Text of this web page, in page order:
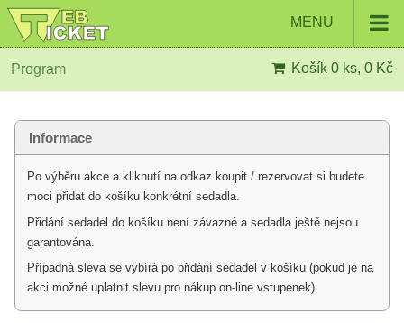
MENU
Program Košík 0 ks, 0 Kč
Informace
Po výběru akce a kliknutí na odkaz koupit / rezervovat si budete
moci přidat do košíku konkrétní sedadla.
Přidání sedadel do košíku není závazné a sedadla ještě nejsou
garantována.
Případná sleva se vybírá po přidání sedadel v košíku (pokud je na
akci možné uplatnit slevu pro nákup on-line vstupenek).